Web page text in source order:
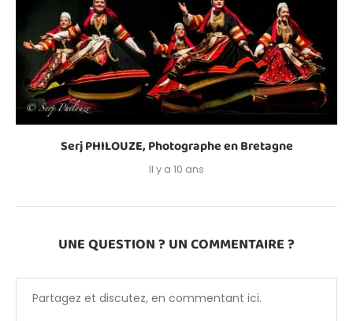
Serj PHILOUZE, Photographe en Bretagne
Il y a 10 ans
UNE QUESTION ? UN COMMENTAIRE ?